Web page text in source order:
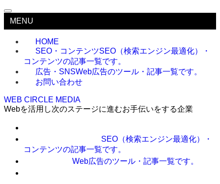
MENU
HOME
SEO・コンテンツSEO（検索エンジン最適化）・
コンテンツの記事一覧です。
広告・SNSWeb広告のツール・記事一覧です。
お問い合わせ
WEB CIRCLE MEDIA
Webを活用し次のステージに進むお手伝いをする企業
SEO（検索エンジン最適化）・
コンテンツの記事一覧です。
Web広告のツール・記事一覧です。